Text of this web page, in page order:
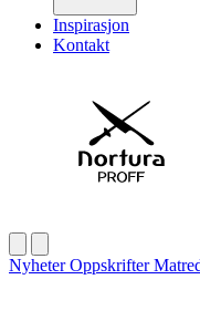
Inspirasjon
Kontakt
NyheterOppskrifter